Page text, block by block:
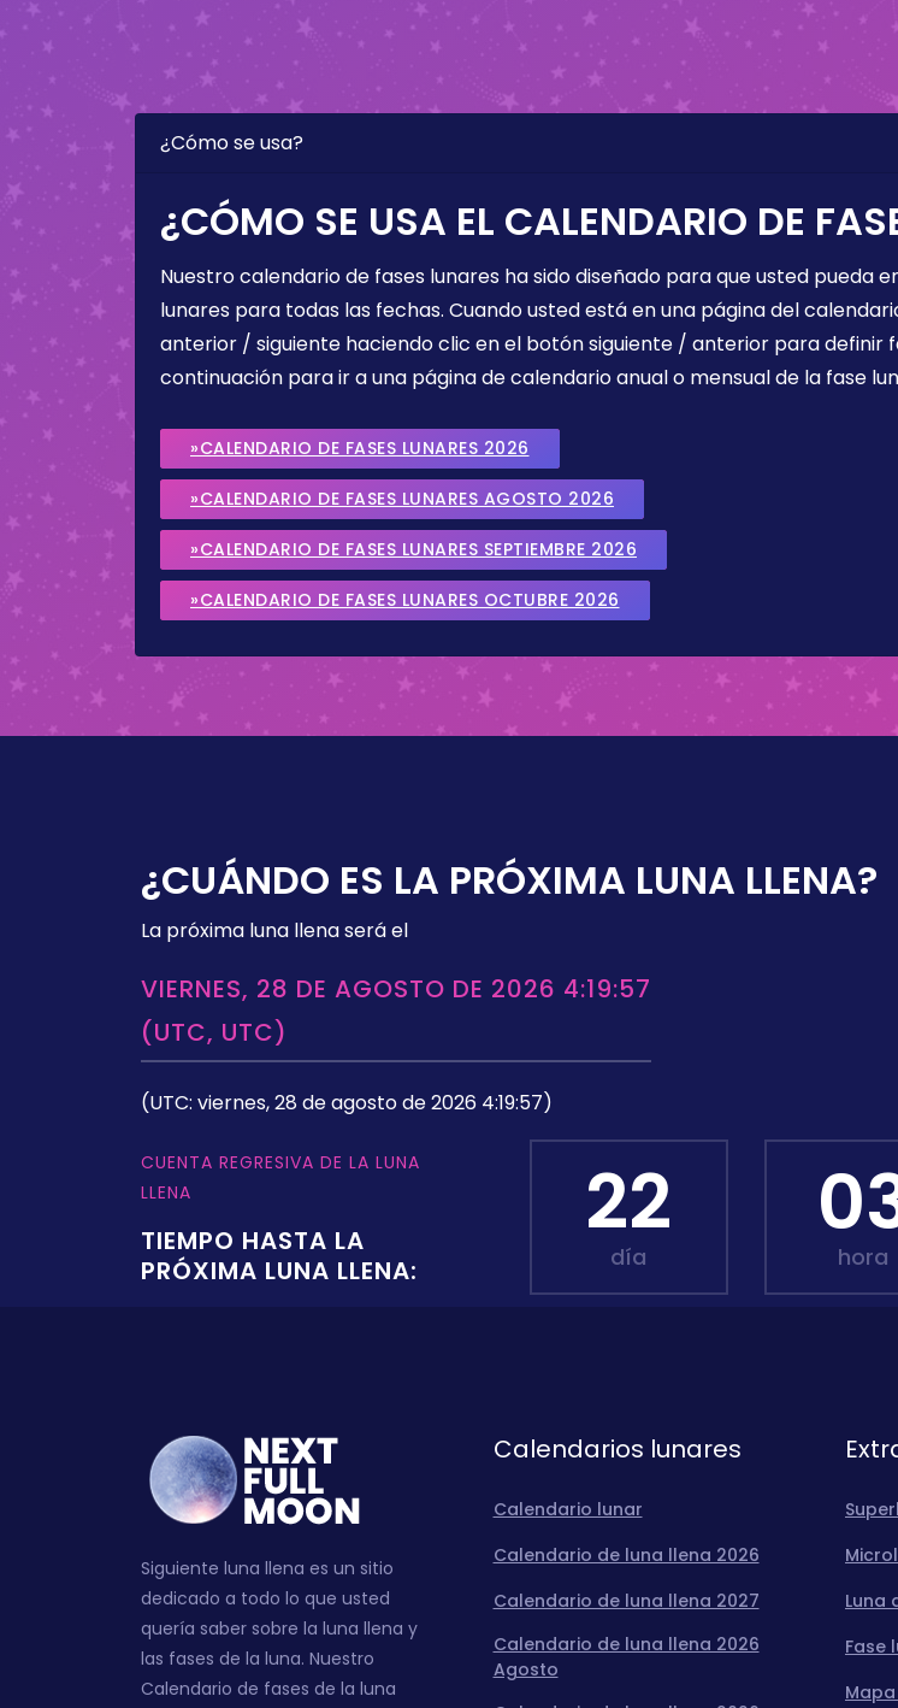
¿Cómo se usa?
¿CÓMO SE USA EL CALENDARIO DE
Nuestro calendario de fases lunares ha sido diseñado para que usted
lunares para todas las fechas. Cuando usted está en una página del
anterior / siguiente haciendo clic en el botón siguiente / anterior para definir
continuación para ir a una página de calendario anual o mensual de la fase
»CALENDARIO DE FASES LUNARES 2026
»CALENDARIO DE FASES LUNARES AGOSTO 2026
»CALENDARIO DE FASES LUNARES SEPTIEMBRE 2026
»CALENDARIO DE FASES LUNARES OCTUBRE 2026
¿CUÁNDO ES LA PRÓXIMA LUNA LLENA?
La próxima luna llena será el
VIERNES, 28 DE AGOSTO DE 2026 4:19:57
(UTC, UTC)
(UTC: viernes, 28 de agosto de 2026 4:19:57)
CUENTA REGRESIVA DE LA LUNA
LLENA
TIEMPO HASTA LA
PRÓXIMA LUNA LLENA:
22
día hora
Siguiente luna llena es un sitio
dedicado a todo lo que usted
quería saber sobre la luna llena y
las fases de la luna. Nuestro
Calendario de fases de la luna
Calendarios lunares
Calendario lunar
Calendario de luna llena 2026
Calendario de luna llena 2027
Calendario de luna llena 2026
Agosto
Luna
Fase